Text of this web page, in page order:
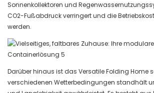
Sonnenkollektoren und
CO2-Fußabdruck verringert und die
werden.
Darüber hinaus ist das Versatile Folding Home
verschiedenen Wetterbedingungen standhält